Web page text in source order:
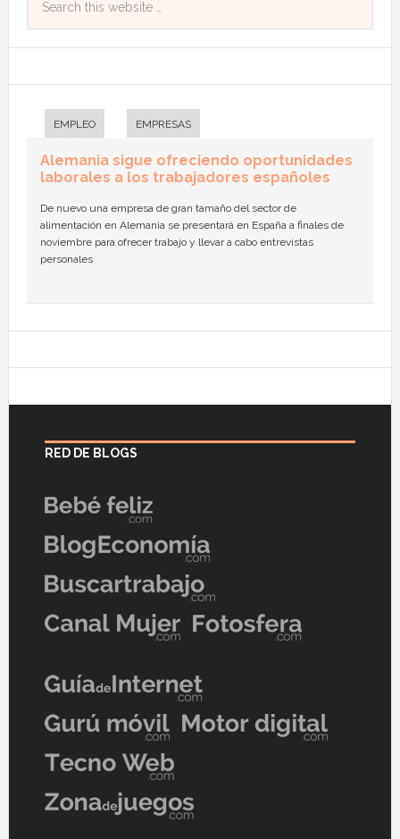
EMPLEO EMPRESAS
Alemania sigue ofreciendo oportunidades
laborales a los trabajadores españoles
De nuevo una empresa de gran tamaño del sector de
alimentación en Alemania se presentará en España a finales de
noviembre para ofrecer trabajo y llevar a cabo entrevistas
personales
RED DE BLOGS